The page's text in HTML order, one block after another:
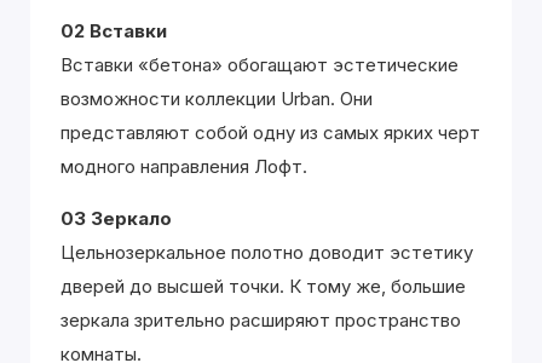
02 Вставки
Вставки «бетона» обогащают эстетические
возможности коллекции Urban. Они
представляют собой одну из самых ярких черт
модного направления Лофт.
03 Зеркало
Цельнозеркальное полотно доводит эстетику
дверей до высшей точки. К тому же, большие
зеркала зрительно расширяют пространство
комнаты.